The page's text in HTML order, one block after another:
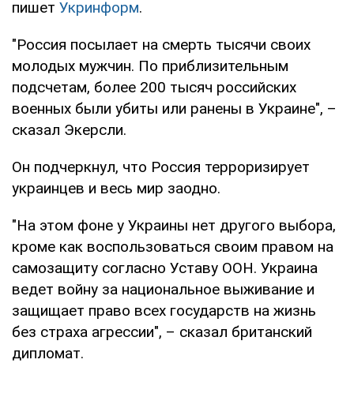
пишет Укринформ.
"Россия посылает на смерть тысячи своих
молодых мужчин. По приблизительным
подсчетам, более 200 тысяч российских
военных были убиты или ранены в Украине", –
сказал Экерсли.
Он подчеркнул, что Россия терроризирует
украинцев и весь мир заодно.
"На этом фоне у Украины нет другого выбора,
кроме как воспользоваться своим правом на
самозащиту согласно Уставу ООН. Украина
ведет войну за национальное выживание и
защищает право всех государств на жизнь
без страха агрессии", – сказал британский
дипломат.